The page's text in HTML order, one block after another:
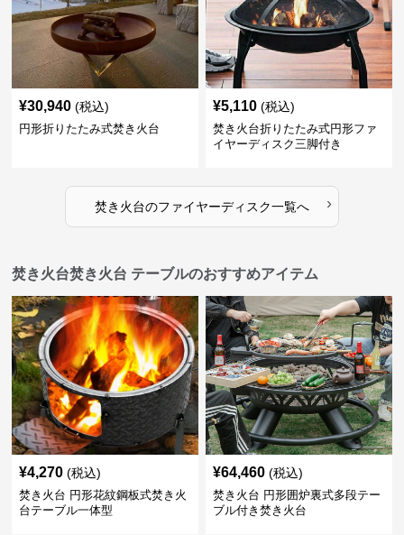
¥30,940 (税込)
円形折りたたみ式焚き火台
¥5,110 (税込)
焚き火台折りたたみ式円形ファ
イヤーディスク三脚付き
焚き火台のファイヤーディスク一覧へ ›
焚き火台焚き火台 テーブルのおすすめアイテム
¥4,270 (税込)
焚き火台 円形花紋鋼板式焚き火
台テーブル一体型
¥64,460 (税込)
焚き火台 円形囲炉裏式多段テー
ブル付き焚き火台